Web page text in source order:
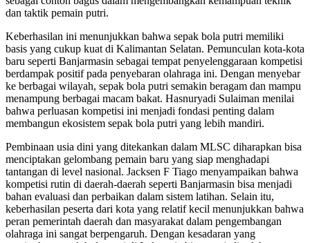
dan taktik pemain putri.
Keberhasilan ini menunjukkan bahwa sepak bola putri memiliki
basis yang cukup kuat di Kalimantan Selatan. Pemunculan kota-kota
baru seperti Banjarmasin sebagai tempat penyelenggaraan kompetisi
berdampak positif pada penyebaran olahraga ini. Dengan menyebar
ke berbagai wilayah, sepak bola putri semakin beragam dan mampu
menampung berbagai macam bakat. Hasnuryadi Sulaiman menilai
bahwa perluasan kompetisi ini menjadi fondasi penting dalam
membangun ekosistem sepak bola putri yang lebih mandiri.
Pembinaan usia dini yang ditekankan dalam MLSC diharapkan bisa
menciptakan gelombang pemain baru yang siap menghadapi
tantangan di level nasional. Jacksen F Tiago menyampaikan bahwa
kompetisi rutin di daerah-daerah seperti Banjarmasin bisa menjadi
bahan evaluasi dan perbaikan dalam sistem latihan. Selain itu,
keberhasilan peserta dari kota yang relatif kecil menunjukkan bahwa
peran pemerintah daerah dan masyarakat dalam pengembangan
olahraga ini sangat berpengaruh. Dengan kesadaran yang